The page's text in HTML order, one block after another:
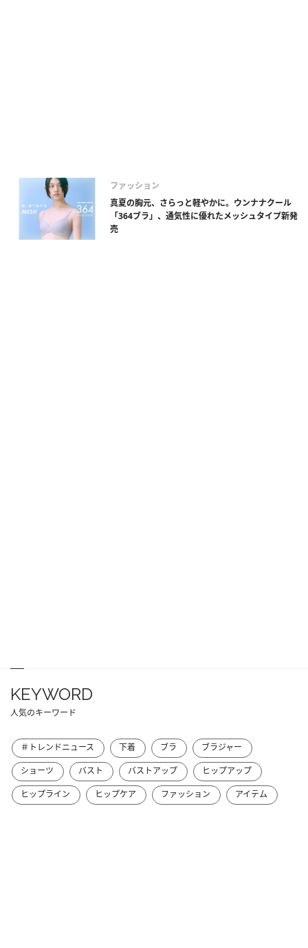
ファッション
真夏の胸元、さらっと軽やかに。ウンナナクール
「364ブラ」、通気性に優れたメッシュタイプ新発
売
KEYWORD
人気のキーワード
＃トレンドニュース 下着 ブラ
ブラジャー
ショーツ
バスト バストアップ
ヒップアップ
ヒップライン
ヒップケア ファッション アイテム